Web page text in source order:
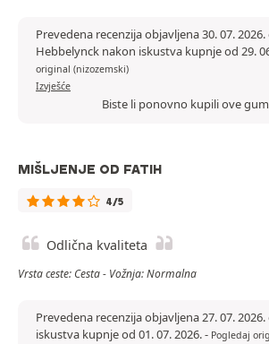
Prevedena recenzija objavljena 30. 07.
Hebbelynck nakon iskustva kupnje od 29.
original (nizozemski)
Izvješće
Biste li ponovno kupili ove
MIŠLJENJE OD FATIH
4/5
Odlična kvaliteta
Vrsta ceste: Cesta - Vožnja: Normalna
Prevedena recenzija objavljena 27. 07.
iskustva kupnje od 01. 07. 2026.- Pogledaj